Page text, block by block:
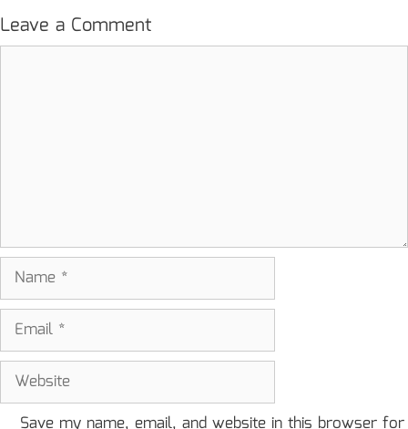
Leave a Comment
Name
Email
Website